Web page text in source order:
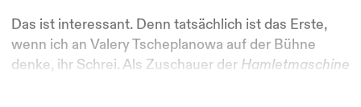
Das ist interessant. Denn tatsächlich ist das Erste,
wenn ich an Valery Tscheplanowa auf der Bühne
denke, ihr Schrei. Als Zuschauer der Hamletmaschine